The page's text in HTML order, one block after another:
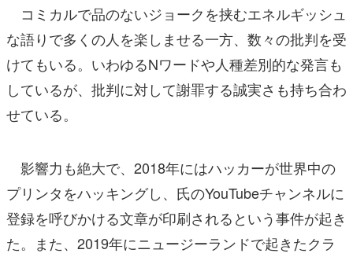
コミカルで品のないジョークを挟むエネルギッシュ
な語りで多くの人を楽しませる一方、数々の批判を受
けてもいる。いわゆるNワードや人種差別的な発言も
しているが、批判に対して謝罪する誠実さも持ち合わ
せている。
影響力も絶大で、2018年にはハッカーが世界中の
プリンタをハッキングし、氏のYouTubeチャンネルに
登録を呼びかける文章が印刷されるという事件が起き
た。また、2019年にニュージーランドで起きたクラ